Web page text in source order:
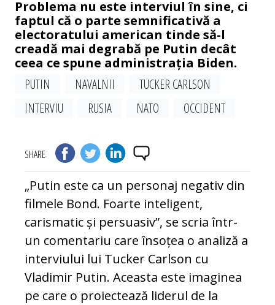
Problema nu este interviul în sine, ci
faptul că o parte semnificativă a
electoratului american tinde să-l
creadă mai degrabă pe Putin decât
ceea ce spune administrația Biden.
PUTIN
NAVALNII
TUCKER CARLSON
INTERVIU
RUSIA NATO OCCIDENT
SHARE
„Putin este ca un personaj negativ din
filmele Bond. Foarte inteligent,
carismatic și persuasiv”, se scria într-
un comentariu care însoțea o analiză a
interviului lui Tucker Carlson cu
Vladimir Putin. Aceasta este imaginea
pe care o proiectează liderul de la